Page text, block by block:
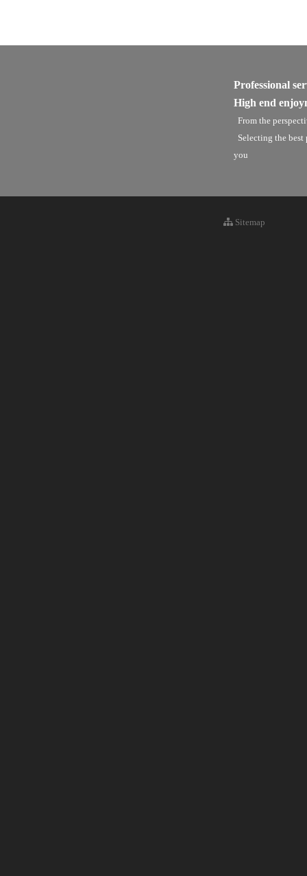
Professional
High end
From the
Selecting the
you
Sitemap